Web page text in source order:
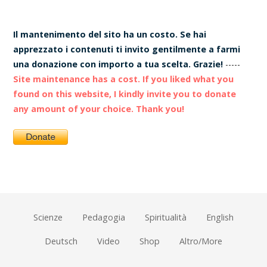
Il mantenimento del sito ha un costo. Se hai
apprezzato i contenuti ti invito gentilmente a farmi
una donazione con importo a tua scelta. Grazie! -----
Site maintenance has a cost. If you liked what you
found on this website, I kindly invite you to donate
any amount of your choice. Thank you!
Scienze Pedagogia Spiritualità English
Deutsch Video Shop Altro/More